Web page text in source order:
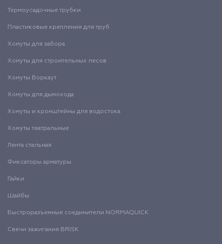
Термоусадочные трубки
Пластиковые крепления для труб
Хомуты для забора
Хомуты для строительных лесов
Хомуты Воркаут
Хомуты для дымохода
Хомуты и кронштейны для водостока
Хомуты театральные
Лента стальная
Фиксаторы арматуры
Гайки
Шайбы
Быстроразъемные соединители NORMAQUICK
Свечи зажигания BRISK